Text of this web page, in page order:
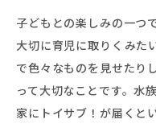
子どもとの楽しみの一つ
大切に育児に取りくみた
で色々なものを見せたり
って大切なことです。水
家にトイサブ！が届くと